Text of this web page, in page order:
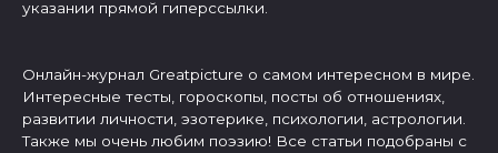
указании прямой гиперссылки.
Онлайн-журнал Greatpicture о самом интересном в мире.
Интересные тесты, гороскопы, посты об отношениях,
развитии личности, эзотерике, психологии, астрологии.
Также мы очень любим поэзию! Все статьи подобраны с